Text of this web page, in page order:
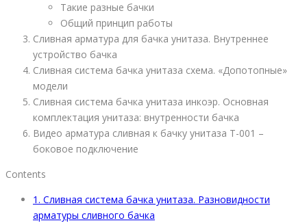
Такие разные бачки
Общий принцип работы
Сливная арматура для бачка унитаза. Внутреннее
устройство бачка
Сливная система бачка унитаза схема. «Допотопные»
модели
Сливная система бачка унитаза инкоэр. Основная
комплектация унитаза: внутренности бачка
Видео арматура сливная к бачку унитаза T-001 –
боковое подключение
Contents
1. Сливная система бачка унитаза. Разновидности
арматуры сливного бачка